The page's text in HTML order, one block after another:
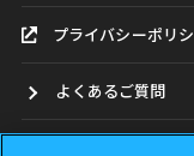
プライバシーポリ
よくあるご質問